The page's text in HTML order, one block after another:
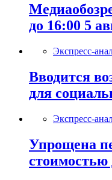
до 16:00 5
Экспресс-
Вводится
для
Экспресс-
Упрощена
стоимостью